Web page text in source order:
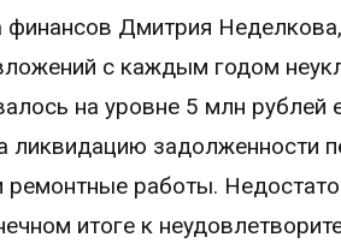
Дмитрия
с каждым годом
на уровне 5 млн
ликвидацию задолженности
работы.
итоге к